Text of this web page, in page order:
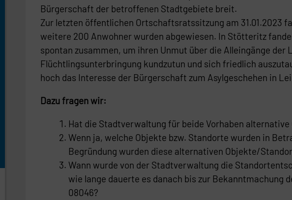
Bürgerschaft der betroffenen Stadtgebiete breit.
Zur letzten öffentlichen Ortschaftsratssitzung am 31.01.2023
weitere 200 Anwohner wurden abgewiesen. In Stötteritz
spontan zusammen, um ihren Unmut über die Alleingänge
Flüchtlingsunterbringung kundzutun und sich friedlich
hoch das Interesse der Bürgerschaft zum Asylgeschehen in
Dazu fragen wir:
Hat die Stadtverwaltung für beide Vorhaben
Wenn ja, welche Objekte bzw. Standorte wurden in
Begründung wurden diese alternativen Objekte/
Wann wurde von der Stadtverwaltung die
wie lange dauerte es danach bis zur Bekanntmachung
08046?